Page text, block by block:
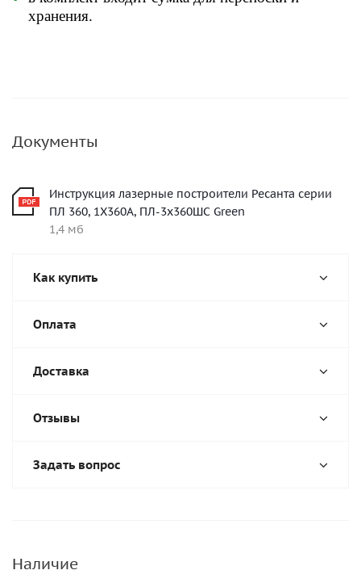
хранения.
Документы
Инструкция лазерные построители Ресанта серии
ПЛ 360, 1Х360А, ПЛ-3x360ШС Green
1,4 мб
Как купить
Оплата
Доставка
Отзывы
Задать вопрос
Наличие